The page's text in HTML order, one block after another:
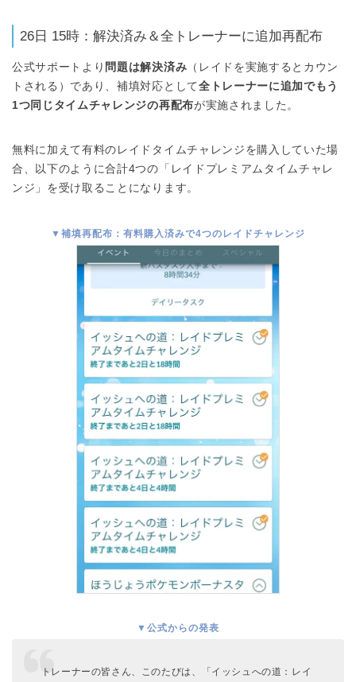
26日 15時：解決済み＆全トレーナーに追加再配布
公式サポートより 問題は解決済み （レイドを実施するとカウン
トされる）であり、補填対応として 全トレーナーに追加でもう
1つ同じタイムチャレンジの再配布が実施されました。
無料に加えて有料のレイドタイムチャレンジを購入していた場
合、以下のように合計4つの「レイドプレミアムタイムチャレ
ンジ」を受け取ることになります。
▼補填再配布：有料購入済みで4つのレイドチャレンジ
▼公式からの発表
トレーナーの皆さん、このたびは、「イッシュへの道：レイ